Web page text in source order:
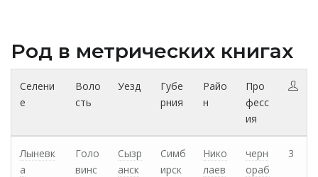
Род в метрических книгах
Селени
е
Воло
сть
Уезд
Губе
рния
Райо
н
Про
фесс
ия
Лыневк
а
Голо
винс
Сызр
анск
Симб
ирск
Нико
лаев
черн
ораб
3